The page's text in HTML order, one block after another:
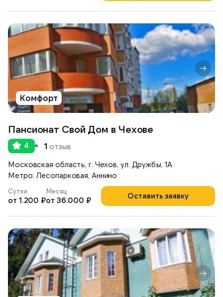
Комфорт
Пансионат Свой Дом в Чехове
4 1 отзыв
Московская область, г. Чехов, ул. Дружбы, 1А
Метро: Лесопарковая, Аннино
Оставить заявку
Сутки
от 1.200 ₽
Месяц
от 36.000 ₽